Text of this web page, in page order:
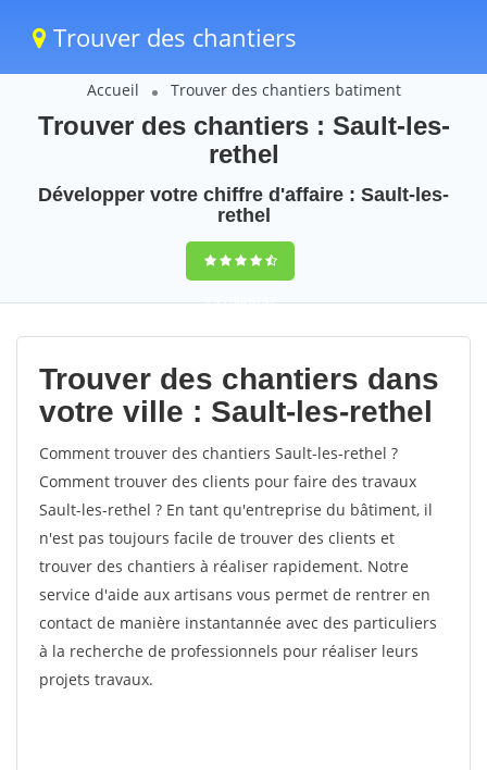
Trouver des chantiers
Accueil Trouver des chantiers batiment
Trouver des chantiers : Sault-les-
rethel
Développer votre chiffre d'affaire : Sault-les-
rethel
9,5(100%)57
votes
Trouver des chantiers dans
votre ville : Sault-les-rethel
Comment trouver des chantiers Sault-les-rethel ?
Comment trouver des clients pour faire des travaux
Sault-les-rethel ? En tant qu'entreprise du bâtiment, il
n'est pas toujours facile de trouver des clients et
trouver des chantiers à réaliser rapidement. Notre
service d'aide aux artisans vous permet de rentrer en
contact de manière instantannée avec des particuliers
à la recherche de professionnels pour réaliser leurs
projets travaux.